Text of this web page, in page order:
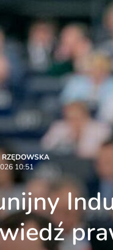
10:51